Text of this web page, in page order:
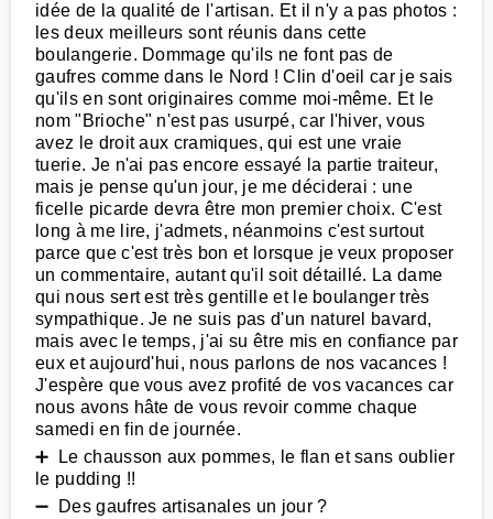
idée de la qualité de l'artisan. Et il n'y a pas photos :
les deux meilleurs sont réunis dans cette
boulangerie. Dommage qu'ils ne font pas de
gaufres comme dans le Nord ! Clin d'oeil car je sais
qu'ils en sont originaires comme moi-même. Et le
nom "Brioche" n'est pas usurpé, car l'hiver, vous
avez le droit aux cramiques, qui est une vraie
tuerie. Je n'ai pas encore essayé la partie traiteur,
mais je pense qu'un jour, je me déciderai : une
ficelle picarde devra être mon premier choix. C'est
long à me lire, j'admets, néanmoins c'est surtout
parce que c'est très bon et lorsque je veux proposer
un commentaire, autant qu'il soit détaillé. La dame
qui nous sert est très gentille et le boulanger très
sympathique. Je ne suis pas d'un naturel bavard,
mais avec le temps, j'ai su être mis en confiance par
eux et aujourd'hui, nous parlons de nos vacances !
J'espère que vous avez profité de vos vacances car
nous avons hâte de vous revoir comme chaque
samedi en fin de journée.
➕ Le chausson aux pommes, le flan et sans oublier
le pudding !!
➖ Des gaufres artisanales un jour ?